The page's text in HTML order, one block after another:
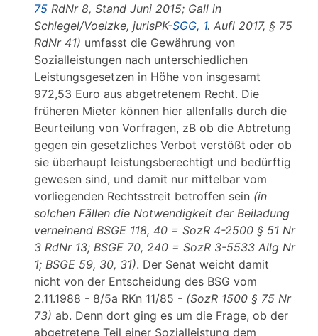
75 RdNr 8, Stand Juni 2015; Gall in
Schlegel/Voelzke, jurisPK-SGG, 1. Aufl 2017, § 75
RdNr 41) umfasst die Gewährung von
Sozialleistungen nach unterschiedlichen
Leistungsgesetzen in Höhe von insgesamt
972,53 Euro aus abgetretenem Recht. Die
früheren Mieter können hier allenfalls durch die
Beurteilung von Vorfragen, zB ob die Abtretung
gegen ein gesetzliches Verbot verstößt oder ob
sie überhaupt leistungsberechtigt und bedürftig
gewesen sind, und damit nur mittelbar vom
vorliegenden Rechtsstreit betroffen sein (in
solchen Fällen die Notwendigkeit der Beiladung
verneinend BSGE 118, 40 = SozR 4-2500 § 51 Nr
3 RdNr 13; BSGE 70, 240 = SozR 3-5533 Allg Nr
1; BSGE 59, 30, 31). Der Senat weicht damit
nicht von der Entscheidung des BSG vom
2.11.1988 - 8/5a RKn 11/85 - (SozR 1500 § 75 Nr
73) ab. Denn dort ging es um die Frage, ob der
abgetretene Teil einer Sozialleistung dem